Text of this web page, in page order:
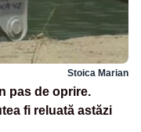
Stoica Marian
pas de oprire.
fi reluată astăzi